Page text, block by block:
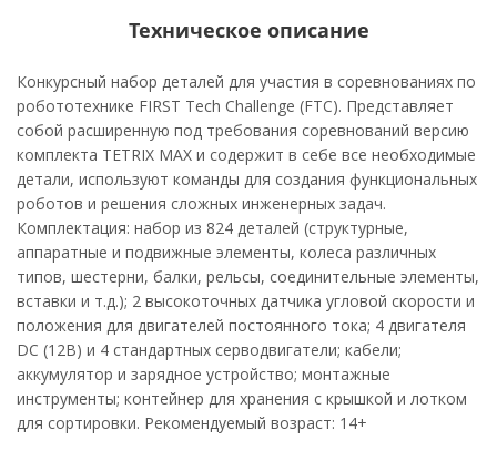
Техническое описание
Конкурсный набор деталей для участия в соревнованиях по
робототехнике FIRST Tech Challenge (FTC). Представляет
собой расширенную под требования соревнований версию
комплекта TETRIX MAX и содержит в себе все необходимые
детали, используют команды для создания функциональных
роботов и решения сложных инженерных задач.
Комплектация: набор из 824 деталей (структурные,
аппаратные и подвижные элементы, колеса различных
типов, шестерни, балки, рельсы, соединительные элементы,
вставки и т.д.); 2 высокоточных датчика угловой скорости и
положения для двигателей постоянного тока; 4 двигателя
DC (12В) и 4 стандартных серводвигатели; кабели;
аккумулятор и зарядное устройство; монтажные
инструменты; контейнер для хранения с крышкой и лотком
для сортировки. Рекомендуемый возраст: 14+